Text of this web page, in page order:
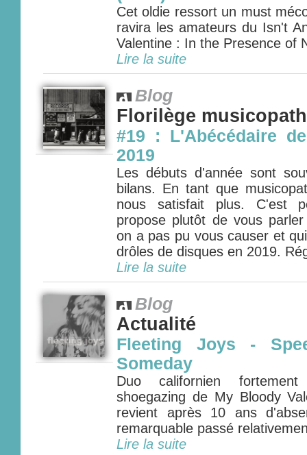
Cet oldie ressort un must
ravira les amateurs du Isn't
Valentine : In the Presence of
Lire la suite
Blog
Florilège
#19 : L'Abécédaire
2019
Les débuts d'année sont
bilans. En tant que
nous satisfait plus. C'est
propose plutôt de vous
on a pas pu vous causer et
drôles de disques en 2019.
Lire la suite
Blog
Actualité
Fleeting Joys -
Someday
Duo californien
shoegazing de My Bloody
revient après 10 ans
remarquable passé
Lire la suite